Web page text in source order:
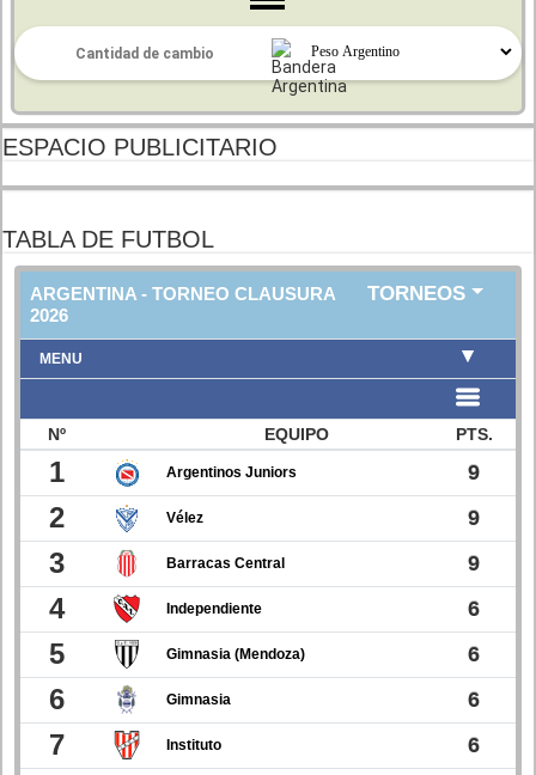
ESPACIO PUBLICITARIO
TABLA DE FUTBOL